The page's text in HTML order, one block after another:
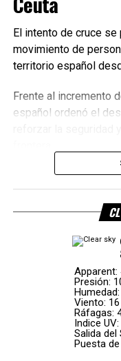
solicitar la tenencia
Mientras tanto, la
autoridades
trámites para
Con información de
El intento de cruce
movimiento de
territorio español
Frente al incremento
español ordenó el
Pedro
Está previsto que el
de Ceuta junto al
El objetivo del viaje
y coordinar la
Hablan de
Apparent:
Presión:
Humedad:
Viento:
Ráfagas:
Indice UV:
Salida del
Puesta